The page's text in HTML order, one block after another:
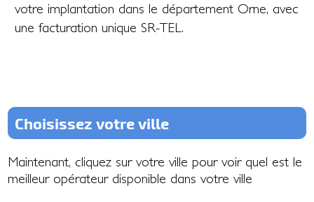
votre implantation dans le département Orne, avec
une facturation unique SR-TEL.
Choisissez votre ville
Maintenant, cliquez sur votre ville pour voir quel est le
meilleur opérateur disponible dans votre ville